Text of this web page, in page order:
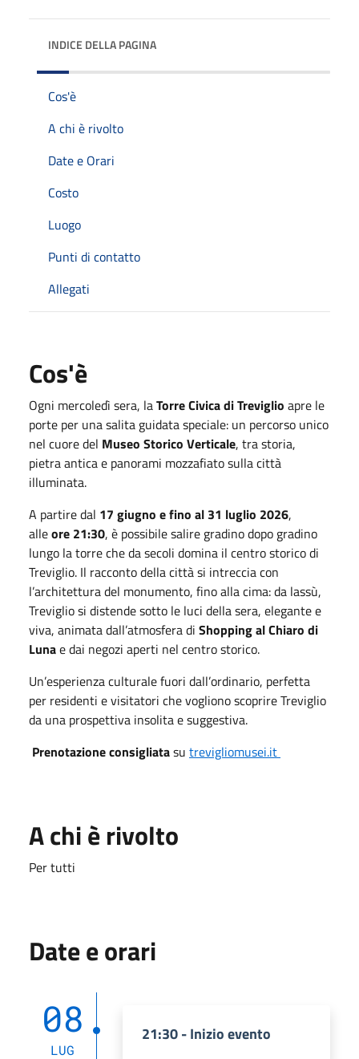
INDICE DELLA PAGINA
Cos'è
A chi è rivolto
Date e Orari
Costo
Luogo
Punti di contatto
Allegati
Cos'è
Ogni mercoledì sera, laTorre Civica di Treviglio apre le
porte per una salita guidata speciale: un percorso unico
nel cuore del Museo Storico Verticale, tra storia,
pietra antica e panorami mozzafiato sulla città
illuminata.
A partire dal 17 giugno e fino al 31 luglio 2026,
alleore 21:30, è possibile salire gradino dopo gradino
lungo la torre che da secoli domina il centro storico di
Treviglio. Il racconto della città si intreccia con
l’architettura del monumento, fino alla cima: da lassù,
Treviglio si distende sotto le luci della sera, elegante e
viva, animata dall’atmosfera di Shopping al Chiaro di
Lunae dai negozi aperti nel centro storico.
Un’esperienza culturale fuori dall’ordinario, perfetta
per residenti e visitatori che vogliono scoprire Treviglio
da una prospettiva insolita e suggestiva.
Prenotazione consigliatasu trevigliomusei.it
A chi è rivolto
Per tutti
Date e orari
08
LUG
21:30 - Inizio evento